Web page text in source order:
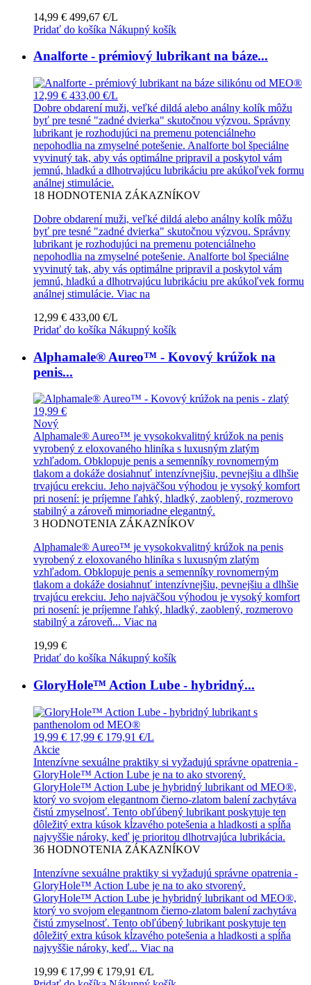
14,99 € 499,67 €/L
Pridať do košíka Nákupný košík
Analforte - prémiový lubrikant na báze...
12,99 € 433,00 €/L
Dobre obdarení muži, veľké dildá alebo análny kolík môžu
byť pre tesné "zadné dvierka" skutočnou výzvou. Správny
lubrikant je rozhodujúci na premenu potenciálneho
nepohodlia na zmyselné potešenie. Analforte bol špeciálne
vyvinutý tak, aby vás optimálne pripravil a poskytol vám
jemnú, hladkú a dlhotrvajúcu lubrikáciu pre akúkoľvek formu
análnej stimulácie.
18 HODNOTENIA ZÁKAZNÍKOV
Dobre obdarení muži, veľké dildá alebo análny kolík môžu
byť pre tesné "zadné dvierka" skutočnou výzvou. Správny
lubrikant je rozhodujúci na premenu potenciálneho
nepohodlia na zmyselné potešenie. Analforte bol špeciálne
vyvinutý tak, aby vás optimálne pripravil a poskytol vám
jemnú, hladkú a dlhotrvajúcu lubrikáciu pre akúkoľvek formu
análnej stimulácie. Viac na
12,99 € 433,00 €/L
Pridať do košíka Nákupný košík
Alphamale® Aureo™ - Kovový krúžok na
penis...
19,99 €
Nový
Alphamale® Aureo™ je vysokokvalitný krúžok na penis
vyrobený z eloxovaného hliníka s luxusným zlatým
vzhľadom. Obklopuje penis a semenníky rovnomerným
tlakom a dokáže dosiahnuť intenzívnejšiu, pevnejšiu a dlhšie
trvajúcu erekciu. Jeho najväčšou výhodou je vysoký komfort
pri nosení: je príjemne ľahký, hladký, zaoblený, rozmerovo
stabilný a zároveň mimoriadne elegantný.
3 HODNOTENIA ZÁKAZNÍKOV
Alphamale® Aureo™ je vysokokvalitný krúžok na penis
vyrobený z eloxovaného hliníka s luxusným zlatým
vzhľadom. Obklopuje penis a semenníky rovnomerným
tlakom a dokáže dosiahnuť intenzívnejšiu, pevnejšiu a dlhšie
trvajúcu erekciu. Jeho najväčšou výhodou je vysoký komfort
pri nosení: je príjemne ľahký, hladký, zaoblený, rozmerovo
stabilný a zároveň... Viac na
19,99 €
Pridať do košíka Nákupný košík
GloryHole™ Action Lube - hybridný...
19,99 € 17,99 € 179,91 €/L
Akcie
Intenzívne sexuálne praktiky si vyžadujú správne opatrenia -
GloryHole™ Action Lube je na to ako stvorený.
GloryHole™ Action Lube je hybridný lubrikant od MEO®,
ktorý vo svojom elegantnom čierno-zlatom balení zachytáva
čistú zmyselnosť. Tento obľúbený lubrikant poskytuje ten
dôležitý extra kúsok kĺzavého potešenia a hladkosti a spĺňa
najvyššie nároky, keď je prioritou dlhotrvajúca lubrikácia.
36 HODNOTENIA ZÁKAZNÍKOV
Intenzívne sexuálne praktiky si vyžadujú správne opatrenia -
GloryHole™ Action Lube je na to ako stvorený.
GloryHole™ Action Lube je hybridný lubrikant od MEO®,
ktorý vo svojom elegantnom čierno-zlatom balení zachytáva
čistú zmyselnosť. Tento obľúbený lubrikant poskytuje ten
dôležitý extra kúsok kĺzavého potešenia a hladkosti a spĺňa
najvyššie nároky, keď... Viac na
19,99 € 17,99 € 179,91 €/L